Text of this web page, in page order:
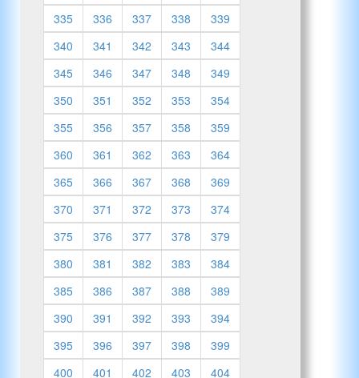
335
336 337 338
339
340
341 342 343
344
345
346 347 348
349
350
351 352 353
354
355
356 357 358
359
360
361 362 363
364
365
366 367 368
369
370
371 372 373
374
375
376 377 378
379
380
381 382 383
384
385
386 387 388
389
390
391 392 393
394
395
396 397 398
399
400
401 402 403 404